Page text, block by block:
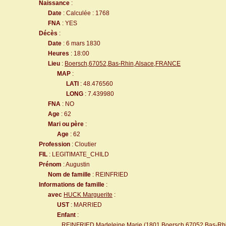
Naissance :
Date : Calculée : 1768
FNA : YES
Décès :
Date : 6 mars 1830
Heures : 18:00
Lieu : Boersch,67052,Bas-Rhin,Alsace,FRANCE
MAP :
LATI : 48.476560
LONG : 7.439980
FNA : NO
Age : 62
Mari ou père :
Age : 62
Profession : Cloutier
FIL : LEGITIMATE_CHILD
Prénom : Augustin
Nom de famille : REINFRIED
Informations de famille :
avec HUCK Marguerite :
UST: MARRIED
Enfant :